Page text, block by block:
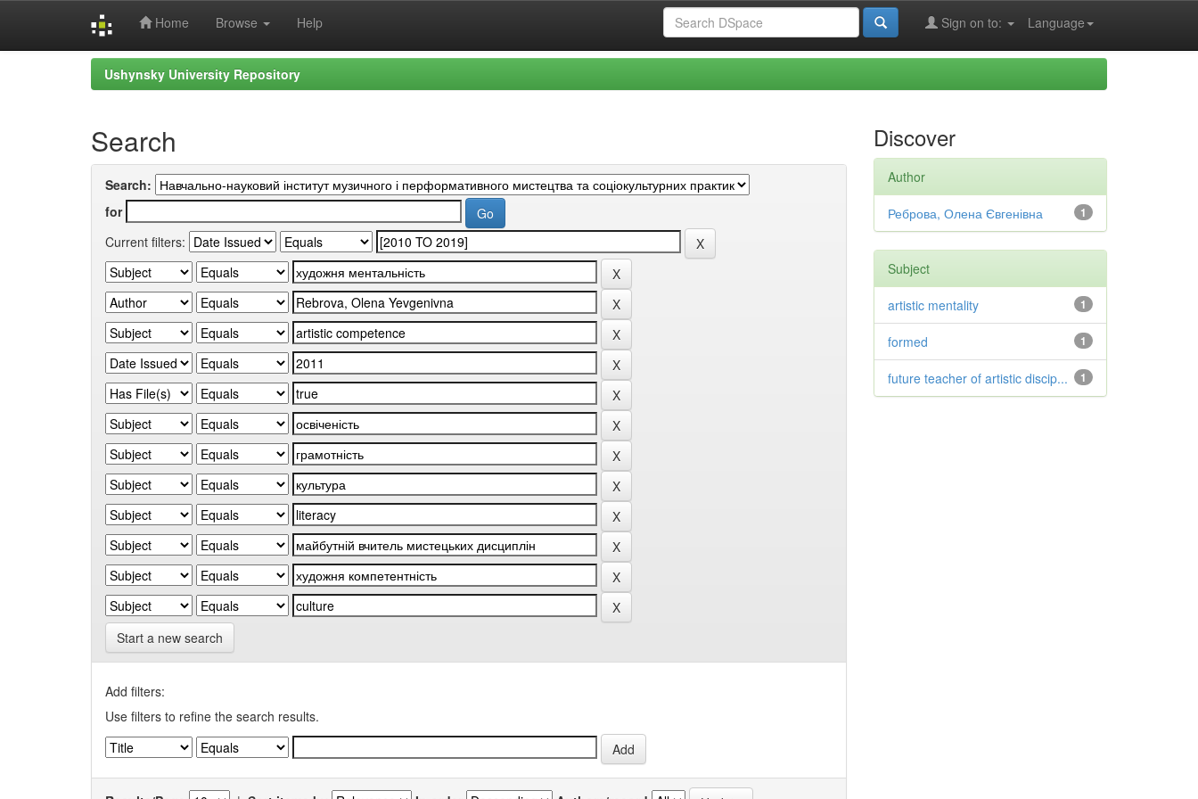
Home Browse Help Language
Sign on to:
Ushynsky University Repository
Search
Search:
for
Current filters:
Start a new search
Add filters:
Use filters to refine the search results.
Discover
Author
1
Реброва, Олена Євгенівна
Subject
1
artistic mentality
1
formed
1
future teacher of artistic discip...